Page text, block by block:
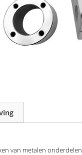
van metalen onderdelen